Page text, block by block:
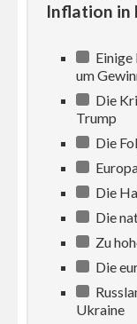
Inflation in
Einige
um
Die
Trump
Die
Die
Die
Zu
Die
Ukraine